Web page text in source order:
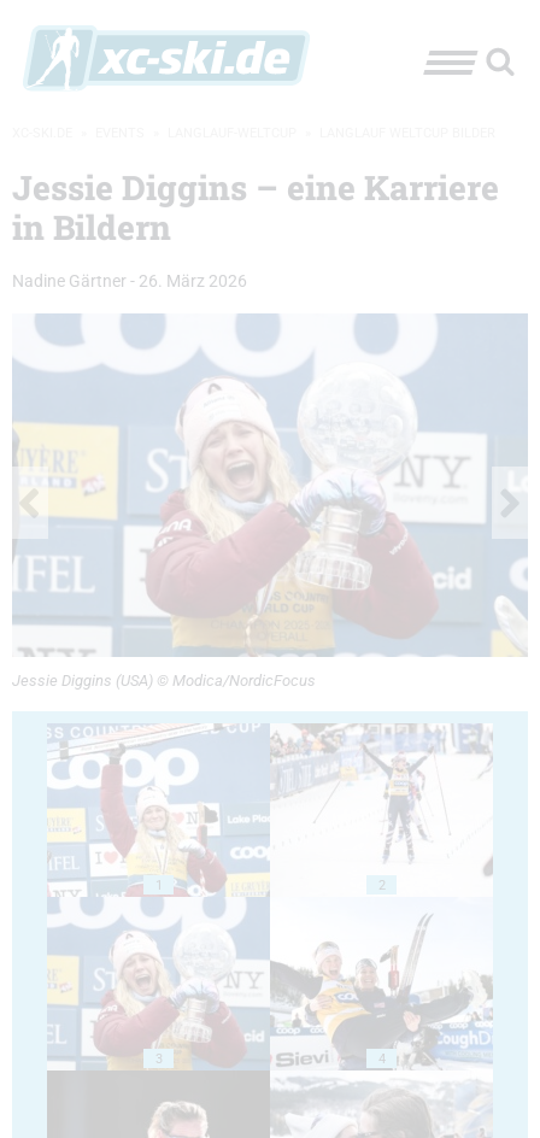
Jessie Diggins – eine Karriere
in Bildern
Nadine Gärtner - 26. März 2026
Jessie Diggins (USA) © Modica/NordicFocus
1 2
3 4